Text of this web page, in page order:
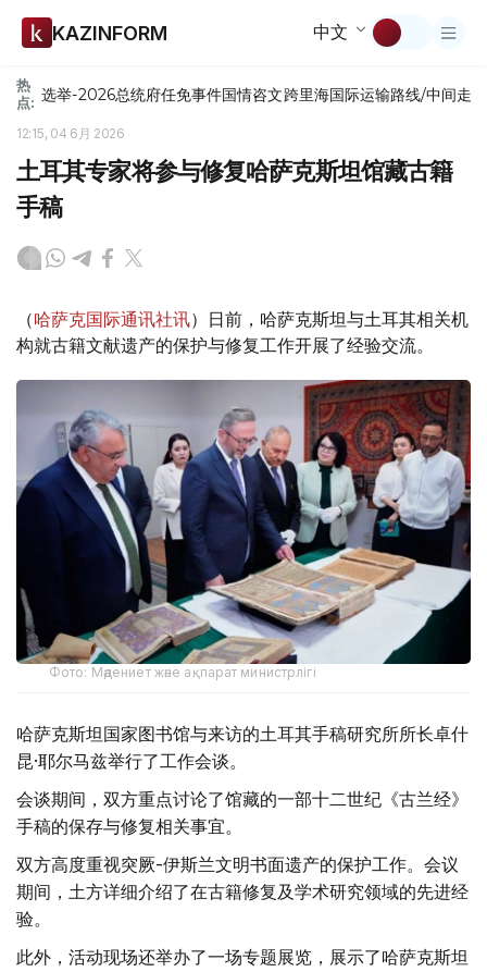
KAZINFORM 中文
热
点: 选举-2026总统府任免事件国情咨文跨里海国际运输路线/中间走廊
12:15, 04 6月 2026
土耳其专家将参与修复哈萨克斯坦馆藏古籍
手稿
（哈萨克国际通讯社讯）日前，哈萨克斯坦与土耳其相关机
构就古籍文献遗产的保护与修复工作开展了经验交流。
Фото: Мәдениет және ақпарат министрлігі
哈萨克斯坦国家图书馆与来访的土耳其手稿研究所所长卓什
昆·耶尔马兹举行了工作会谈。
会谈期间，双方重点讨论了馆藏的一部十二世纪《古兰经》
手稿的保存与修复相关事宜。
双方高度重视突厥-伊斯兰文明书面遗产的保护工作。会议
期间，土方详细介绍了在古籍修复及学术研究领域的先进经
验。
此外，活动现场还举办了一场专题展览，展示了哈萨克斯坦